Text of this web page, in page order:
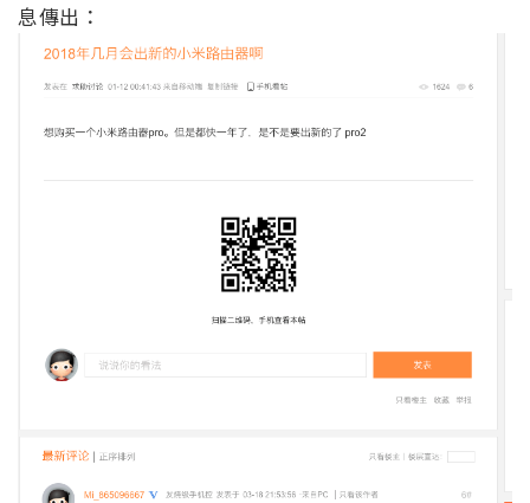
息傳出：